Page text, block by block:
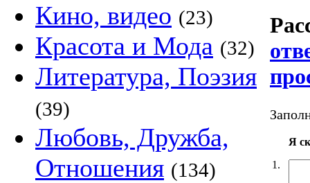
Кино, видео (23)
Красота и Мода (32)
Литература, Поэзия
(39)
Любовь, Дружба,
Отношения (134) 1.
Я